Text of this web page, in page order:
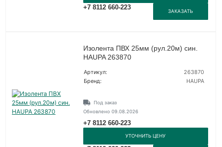
+7 8112 660-223
ЗАКАЗАТЬ
Изолента ПВХ 25мм (рул.20м) син.
HAUPA 263870
Артикул:
263870
Бренд:
HAUPA
Под заказ
Обновлено 09.08.2026
+7 8112 660-223
УТОЧНИТЬ ЦЕНУ